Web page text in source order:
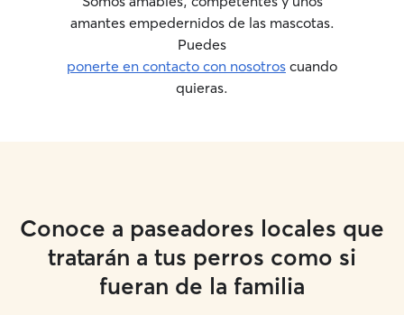
amantes empedernidos de las mascotas.
Puedes
ponerte en contacto con nosotros cuando
quieras.
Conoce a paseadores locales que
tratarán a tus perros como si
fueran de la familia